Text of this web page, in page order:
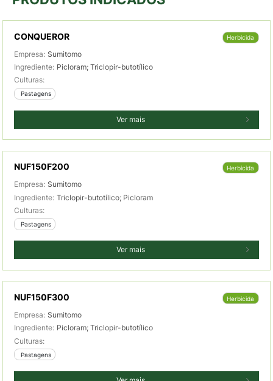
CONQUEROR Herbicida
Empresa: Sumitomo
Ingrediente: Picloram; Triclopir-butotílico
Culturas:
Pastagens
Ver mais
NUF150F200 Herbicida
Empresa: Sumitomo
Ingrediente: Triclopir-butotílico; Picloram
Culturas:
Pastagens
Ver mais
NUF150F300 Herbicida
Empresa: Sumitomo
Ingrediente: Picloram; Triclopir-butotílico
Culturas:
Pastagens